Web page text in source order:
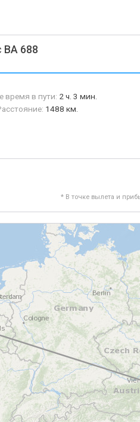
BA 688
время в пути: 2 ч. 3 мин.
1488 км.
* В точке вылета и